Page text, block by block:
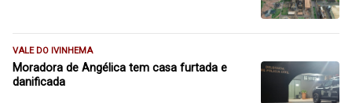
VALE DO IVINHEMA
Moradora de Angélica tem casa furtada e
danificada